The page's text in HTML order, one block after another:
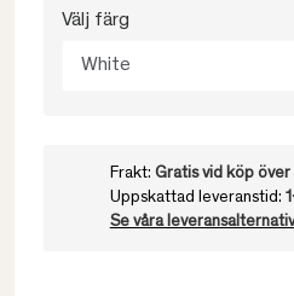
Välj färg
White
Frakt: Gratis vid köp
Uppskattad leveranstid:
Se våra